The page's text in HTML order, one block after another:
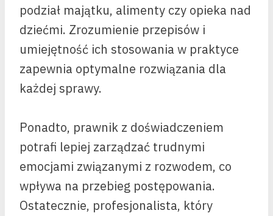
podział majątku, alimenty czy opieka nad
dziećmi. Zrozumienie przepisów i
umiejętność ich stosowania w praktyce
zapewnia optymalne rozwiązania dla
każdej sprawy.
Ponadto, prawnik z doświadczeniem
potrafi lepiej zarządzać trudnymi
emocjami związanymi z rozwodem, co
wpływa na przebieg postępowania.
Ostatecznie, profesjonalista, który